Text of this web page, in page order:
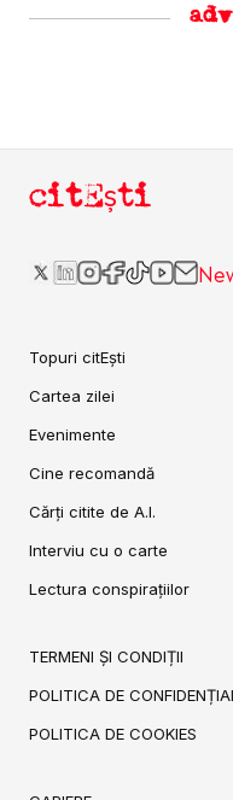
citEști
Topuri citEști
Cartea zilei
Evenimente
Cine recomandă
Cărți citite de A.I.
Interviu cu o carte
Lectura conspirațiilor
TERMENI ȘI CONDIȚII
POLITICA DE
POLITICA DE COOKIES